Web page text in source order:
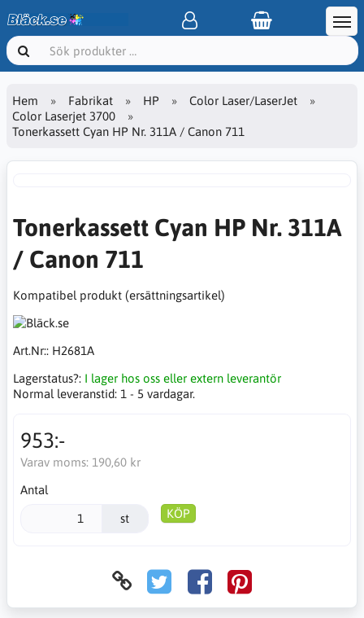
Hem Fabrikat HP
Color Laser/LaserJet
Color Laserjet 3700
Tonerkassett Cyan HP Nr. 311A / Canon 711
Tonerkassett Cyan HP Nr. 311A
/ Canon 711
Kompatibel produkt (ersättningsartikel)
Art.Nr:: H2681A
Lagerstatus?: I lager hos oss eller extern leverantör
Normal leveranstid: 1 - 5 vardagar.
953:-
Varav moms: 190,60 kr
Antal
st KÖP